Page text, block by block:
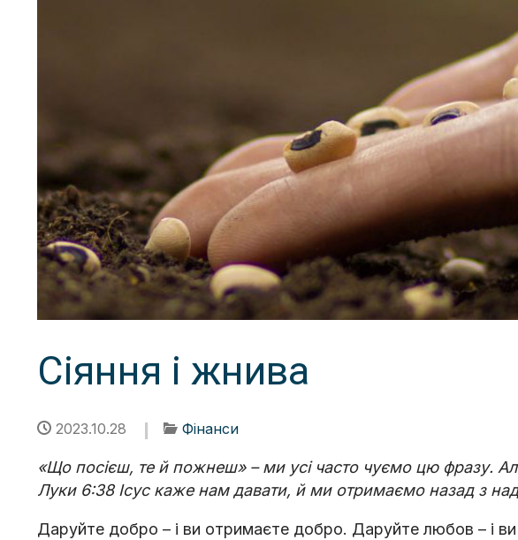
Сіяння і жнива
2023.10.28 Фінанси
«Що посієш, те й пожнеш» – ми усі часто чуємо цю фразу.
Луки 6:38 Ісус каже нам давати, й ми отримаємо назад з
Даруйте добро – і ви отримаєте добро. Даруйте любов – і